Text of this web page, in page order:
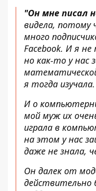
"Он мне писал
видела, потому
много
Facebook. И я
но как-то у нас
я тогда изучала.
И о
мой муж их
играла в
на этом у нас
даже не знала,
Он далек от
действительно